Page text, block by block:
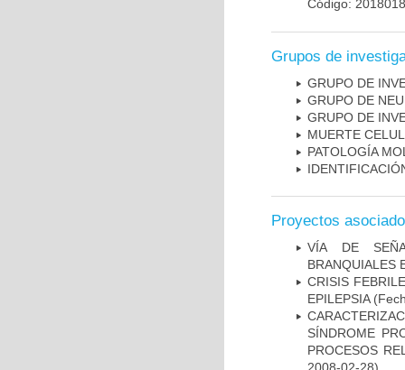
Código:
Grupos de
GRUPO DE
GRUPO DE
GRUPO DE
MUERTE
PATOLOGÍA
Proyectos
VÍA DE
BRANQUIALES
CRISIS
EPILEPSIA
SÍNDROME
PROCESOS